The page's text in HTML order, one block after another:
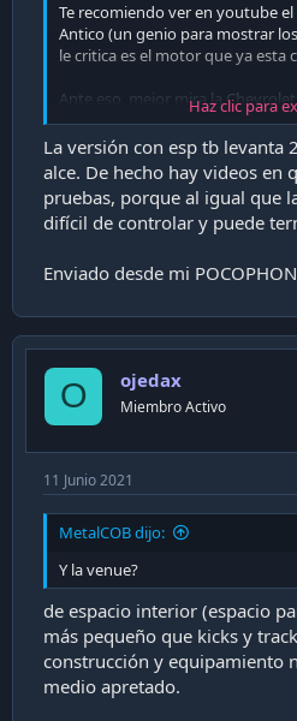
Te recomiendo ver en youtube
Antico (un genio para mostrar
le critica es el motor que ya esta
Ante eso, mejor mira la
turbo mas moderno y eficiente
drive de ese modelo) y el precio
Haz clic para
La versión con esp tb levanta
alce. De hecho hay videos en
pruebas, porque al igual que
difícil de controlar y puede
Enviado desde mi
O ojedax
Miembro Activo
11 Junio 2021
MetalCOB dijo:
Y la venue?
de espacio interior (espacio
más pequeño que kicks y
construcción y equipamiento
medio apretado.